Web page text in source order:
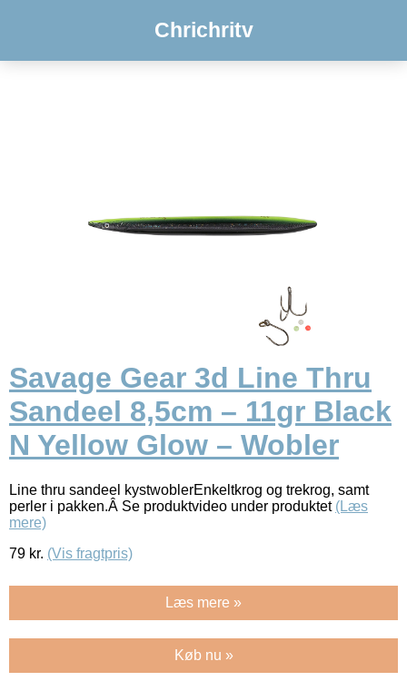
Chrichritv
Savage Gear 3d Line Thru
Sandeel 8,5cm – 11gr Black
N Yellow Glow – Wobler
Line thru sandeel kystwoblerEnkeltkrog og trekrog, samt
perler i pakken.Â Se produktvideo under produktet (Læs
mere)
79 kr. (Vis fragtpris)
Læs mere »
Køb nu »